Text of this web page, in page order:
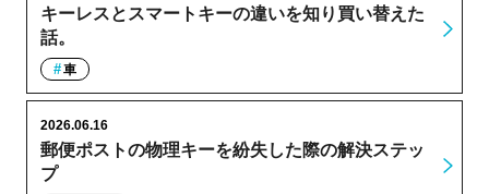
キーレスとスマートキーの違いを知り買い替えた
話。
車
郵便ポストの物理キーを紛失した際の解決ステッ
プ
2026.06.16